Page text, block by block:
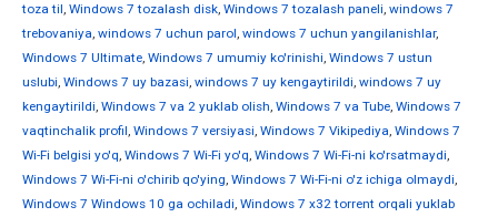
toza til, Windows 7 tozalash disk, Windows 7 tozalash paneli, windows 7
trebovaniya, windows 7 uchun parol, windows 7 uchun yangilanishlar,
Windows 7 Ultimate, Windows 7 umumiy ko'rinishi, Windows 7 ustun
uslubi, Windows 7 uy bazasi, windows 7 uy kengaytirildi, windows 7 uy
kengaytirildi, Windows 7 va 2 yuklab olish, Windows 7 va Tube, Windows 7
vaqtinchalik profil, Windows 7 versiyasi, Windows 7 Vikipediya, Windows 7
Wi-Fi belgisi yo'q, Windows 7 Wi-Fi yo'q, Windows 7 Wi-Fi-ni ko'rsatmaydi,
Windows 7 Wi-Fi-ni o'chirib qo'ying, Windows 7 Wi-Fi-ni o'z ichiga olmaydi,
Windows 7 Windows 10 ga ochiladi, Windows 7 x32 torrent orqali yuklab